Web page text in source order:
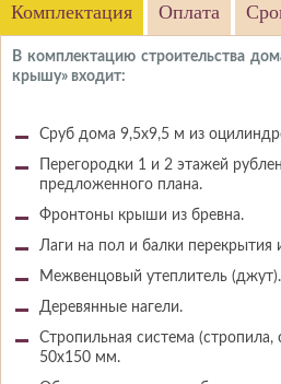
Комплектация Оплата
В комплектацию строительства
крышу» входит:
Сруб дома 9,5х9,5 м из
Перегородки 1 и 2 этажей
предложенного плана.
Фронтоны крыши из бревна.
Лаги на пол и балки перекрытия
Межвенцовый утеплитель (джут).
Деревянные нагели.
Стропильная система (стропила,
50х150 мм.